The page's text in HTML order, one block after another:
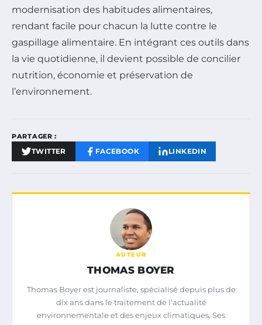
modernisation des habitudes alimentaires,
rendant facile pour chacun la lutte contre le
gaspillage alimentaire. En intégrant ces outils dans
la vie quotidienne, il devient possible de concilier
nutrition, économie et préservation de
l’environnement.
PARTAGER :
TWITTER FACEBOOK LINKEDIN
AUTEUR
THOMAS BOYER
Thomas Boyer est journaliste, spécialisé depuis plus de
dix ans dans le traitement de l’actualité
environnementale et des enjeux climatiques. Ses